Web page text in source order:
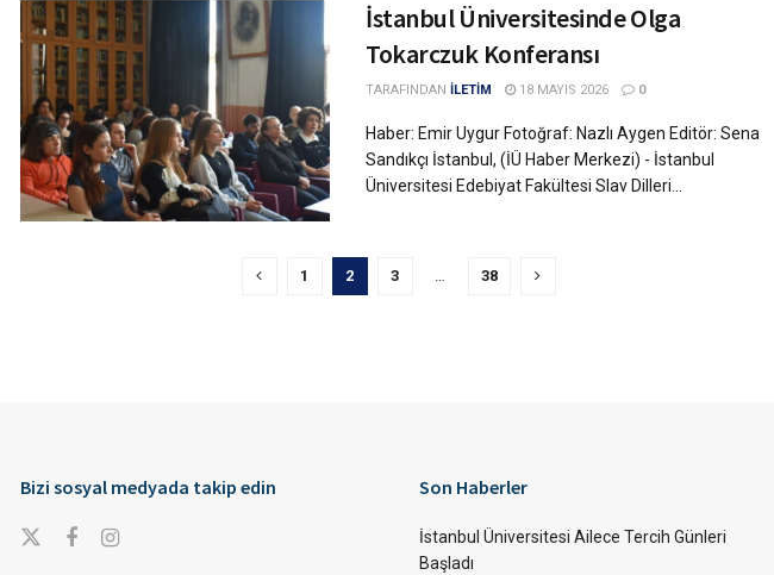
İstanbul Üniversitesinde Olga
Tokarczuk Konferansı
TARAFINDAN İLETİM 18 MAYIS 2026 0
Haber: Emir Uygur Fotoğraf: Nazlı Aygen Editör: Sena
Sandıkçı İstanbul, (İÜ Haber Merkezi) - İstanbul
Üniversitesi Edebiyat Fakültesi Slav Dilleri...
1 2 3 … 38
Bizi sosyal medyada takip edin Son Haberler
İstanbul Üniversitesi Ailece Tercih Günleri
Başladı